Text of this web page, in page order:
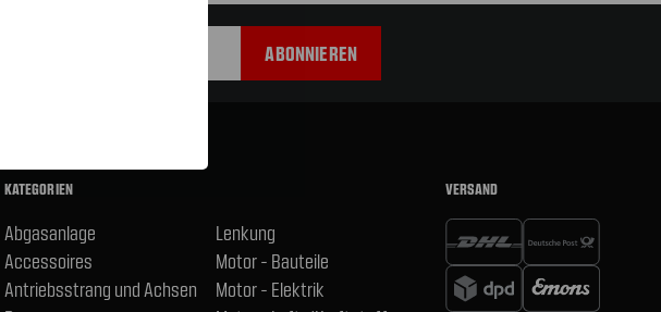
KATEGORIEN
Abgasanlage
Accessoires
Antriebsstrang und Achsen
Lenkung
Motor - Bauteile
Motor - Elektrik
VERSAND